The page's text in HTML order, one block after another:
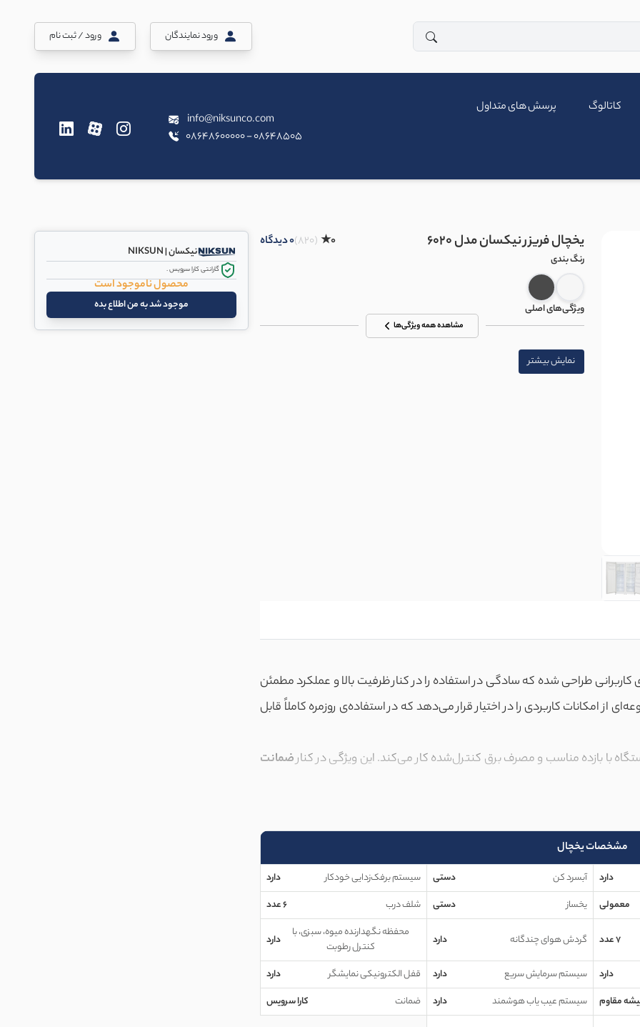
ورود نمایندگان ورود / ثبت نام
کاتالوگ پرسش های متداول
info@niksunco.com
08648505 - 08648600000
یخچال فریزر نیکسان مدل 6020 0
★
(820) 0 دیدگاه
رنگ بندی
ویژگی‌های اصلی
مشاهده همه ویژگی‌ها
نمایش بیشتر
کاربرانی طراحی شده که سادگی در استفاده را در کنار ظرفیت بالا و عملکرد مطمئن
امکانات کاربردی را در اختیار قرار می‌دهد که در استفاده‌ی روزمره کاملاً قابل
با بازده مناسب و مصرف برق کنترل‌شده کار می‌کند. این ویژگی در کنارضمانت
ثابت نگه می‌دارد.سیستم گردش هوای چندگانهنیز با توزیع یکنواخت سرما در
مواد غذایی کمک می‌کند.
و سبزیجات فراهم می‌کند و با تنظیم میزان رطوبت، تازگی آن‌ها را برای مدت
حجم زیادی از مواد غذایی تازه وارد یخچال می‌شود، دمای داخلی را در زمان
بدون وابستگی به اتصال مستقیم آب شهری ارائه می‌دهند. این ویژگی‌ها برای
مزیت محسوب می‌شوند.
۶ شلف درب ،۷ طبقه‌ی مقاوم و۷ کشوی مجزا
، امکان تفکیک منظم مواد غذایی
مشخصات یخچال
دارد آبسرد کن دستی سیستم برفک‌زدایی خودکار
دارد
معمولی یخساز دستی شلف درب 6 عدد
7 عدد گردش هوای چندگانه دارد
محفظه نگهدارنده میوه، سبزی، با
کنترل رطوبت
دارد
دارد سیستم سرمایش سریع دارد قفل الکترونیکی نمایشگر
دارد
مقاوم سیستم عیب یاب هوشمند دارد ضمانت
کارا سرویس
نیکسان | NIKSUN
گارانتی کارا سرویس .
محصول ناموجود است
موجود شد به من اطلاع بده